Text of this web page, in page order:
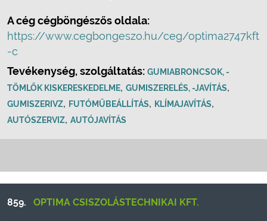
A cég cégböngészős oldala:
https://www.cegbongeszo.hu/ceg/optima2747kft
-c
Tevékenység, szolgáltatás: GUMIABRONCSOK, -
TÖMLŐK KISKERESKEDELME, GUMISZERELÉS, -JAVÍTÁS,
GUMISZERIVZ, FUTÓMŰBEÁLLÍTÁS, KLÍMAJAVÍTÁS,
AUTÓSZERVIZ, AUTÓJAVÍTÁS
859. OPTIMA CSISZOLÁSTECHNIKAI KFT.